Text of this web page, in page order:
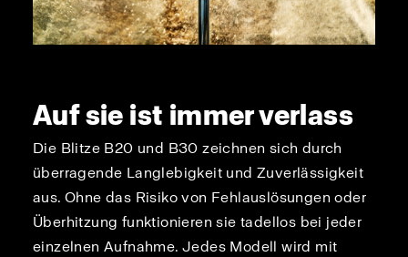
Auf sie ist immer verlass
Die Blitze B20 und B30 zeichnen sich durch
überragende Langlebigkeit und Zuverlässigkeit
aus. Ohne das Risiko von Fehlauslösungen oder
Überhitzung funktionieren sie tadellos bei jeder
einzelnen Aufnahme. Jedes Modell wird mit